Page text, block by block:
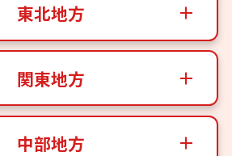
東北地方
関東地方
中部地方